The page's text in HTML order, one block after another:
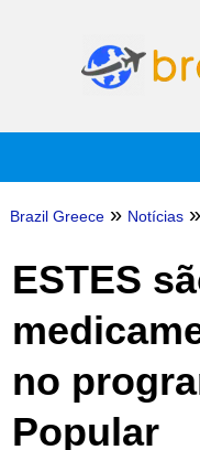
Brazil Greece » Notícias »
ESTES
no
Popular